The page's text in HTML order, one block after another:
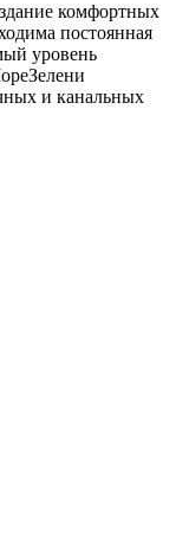
комфортных
постоянная
уровень
и канальных